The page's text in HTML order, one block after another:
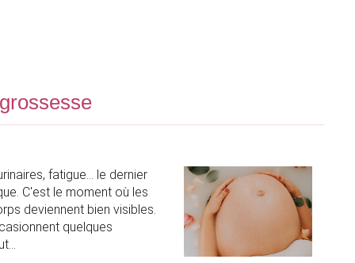
fatigue… le dernier
C'est le moment où les
deviennent bien visibles.
quelques